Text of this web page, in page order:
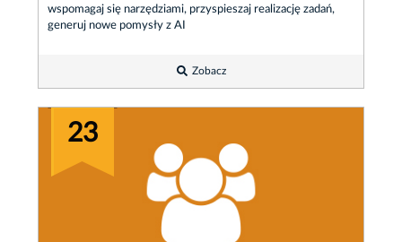
wspomagaj się narzędziami, przyspieszaj realizację zadań,
generuj nowe pomysły z AI
Zobacz
23